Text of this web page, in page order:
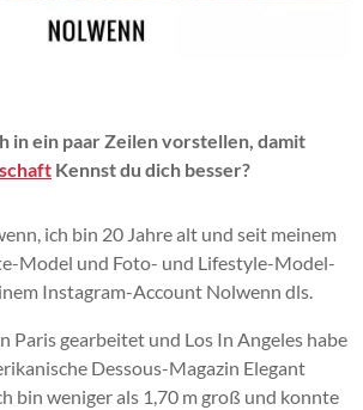
in ein paar Zeilen vorstellen, damit
Kennst du dich besser?
ich bin 20 Jahre alt und seit meinem
Model und Foto- und Lifestyle-Model-
Instagram-Account Nolwenn dls.
Paris gearbeitet und Los In Angeles habe
Dessous-Magazin Elegant
bin weniger als 1,70 m groß und konnte